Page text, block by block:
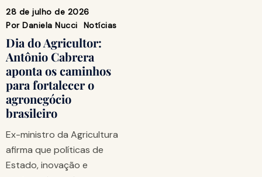
28 de julho de 2026
Por Daniela Nucci Notícias
Dia do Agricultor:
Antônio Cabrera
aponta os caminhos
para fortalecer o
agronegócio
brasileiro
Ex-ministro da Agricultura
afirma que políticas de
Estado, inovação e